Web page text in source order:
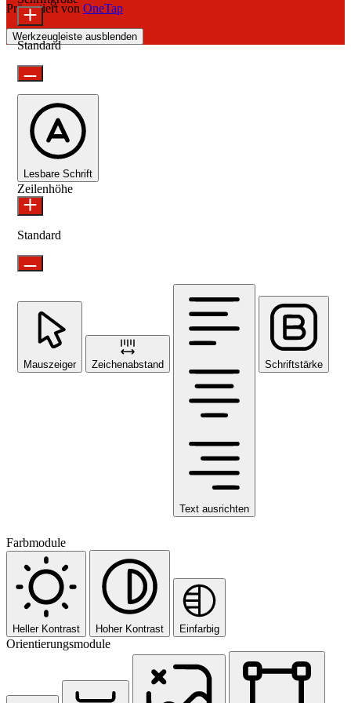
Präsentiert von OneTap
Werkzeugleiste ausblenden
Standard
Lesbare Schrift
Zeilenhöhe
Standard
Mauszeiger Zeichenabstand
Text ausrichten
Schriftstärke
Farbmodule
Heller Kontrast Hoher Kontrast Einfarbig
Orientierungsmodule